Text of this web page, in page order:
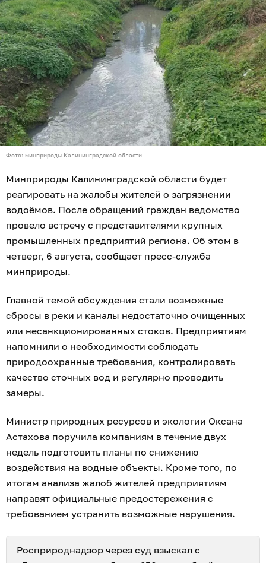
Фото: минприроды Калининградской области
Минприроды Калининградской области будет
реагировать на жалобы жителей о загрязнении
водоёмов. После обращений граждан ведомство
провело встречу с представителями крупных
промышленных предприятий региона. Об этом в
четверг, 6 августа, сообщает пресс-служба
минприроды.
Главной темой обсуждения стали возможные
сбросы в реки и каналы недостаточно очищенных
или несанкционированных стоков. Предприятиям
напомнили о необходимости соблюдать
природоохранные требования, контролировать
качество сточных вод и регулярно проводить
замеры.
Министр природных ресурсов и экологии Оксана
Астахова поручила компаниям в течение двух
недель подготовить планы по снижению
воздействия на водные объекты. Кроме того, по
итогам анализа жалоб жителей предприятиям
направят официальные предостережения с
требованием устранить возможные нарушения.
Росприроднадзор через суд взыскал с